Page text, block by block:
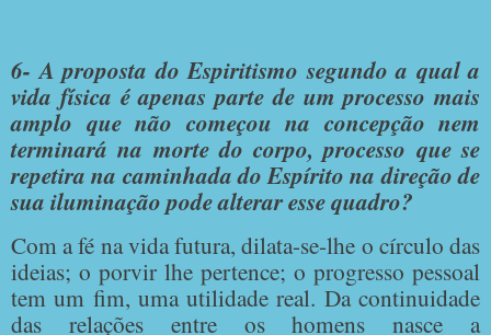
6- A proposta do Espiritismo segundo a qual a
vida física é apenas parte de um processo mais
amplo que não começou na concepção nem
terminará na morte do corpo, processo que se
repetira na caminhada do Espírito na direção de
sua iluminação pode alterar esse quadro?
Com a fé na vida futura, dilata-se-lhe o círculo das
ideias; o porvir lhe pertence; o progresso pessoal
tem um fim, uma utilidade real. Da continuidade
das relações entre os homens nasce a